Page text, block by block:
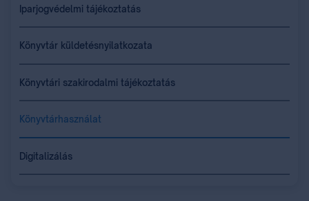
Iparjogvédelmi tájékoztatás
Könyvtár küldetésnyilatkozata
Könyvtári szakirodalmi tájékoztatás
Könyvtárhasználat
Digitalizálás